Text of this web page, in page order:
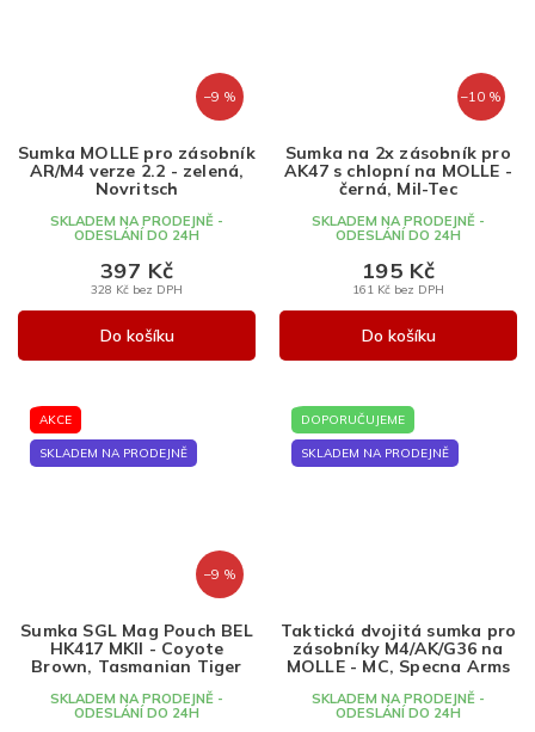
–9 %
Sumka MOLLE pro zásobník
AR/M4 verze 2.2 - zelená,
Novritsch
SKLADEM NA PRODEJNĚ -
ODESLÁNÍ DO 24H
328 Kč bez DPH
397 Kč
Do košíku
–10 %
Sumka na 2x zásobník pro
AK47 s chlopní na MOLLE -
černá, Mil-Tec
SKLADEM NA PRODEJNĚ -
ODESLÁNÍ DO 24H
161 Kč bez DPH
195 Kč
Do košíku
AKCE
SKLADEM NA PRODEJNĚ
–9 %
Sumka SGL Mag Pouch BEL
HK417 MKII - Coyote
Brown, Tasmanian Tiger
SKLADEM NA PRODEJNĚ -
ODESLÁNÍ DO 24H
DOPORUČUJEME
SKLADEM NA PRODEJNĚ
Taktická dvojitá sumka pro
zásobníky M4/AK/G36 na
MOLLE - MC, Specna Arms
SKLADEM NA PRODEJNĚ -
ODESLÁNÍ DO 24H